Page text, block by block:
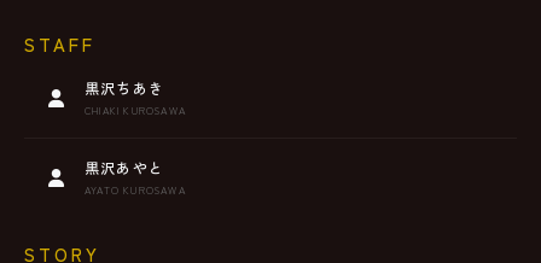
STAFF
黒沢ちあき
CHIAKI KUROSAWA
黒沢あやと
AYATO KUROSAWA
STORY